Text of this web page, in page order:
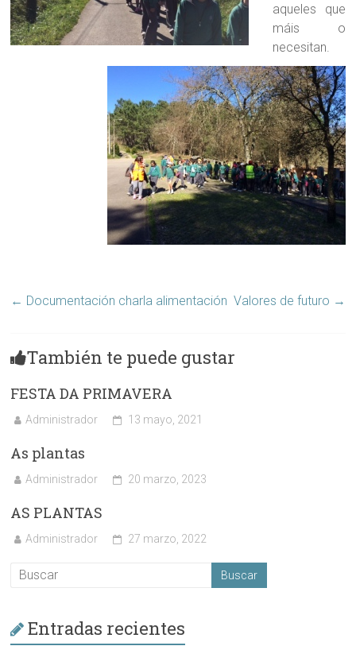
aqueles que
máis o
necesitan.
← Documentación charla alimentación Valores de futuro →
También te puede gustar
FESTA DA PRIMAVERA
Administrador 13 mayo, 2021
As plantas
Administrador 20 marzo, 2023
AS PLANTAS
Administrador 27 marzo, 2022
Entradas recientes